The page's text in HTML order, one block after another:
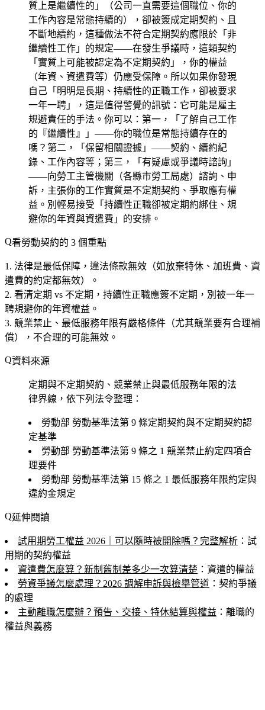
質上是繼續性的」（公司一直需要這個職位、你的
工作內容是常態持續的），卻被簽成定期契約、且
不斷地續約，這種做法不符合定期契約應限於「非
繼續性工作」的規定——在發生爭議時，這類契約
「實質上可能被認定為不定期契約」，你的權益
（年資、資遣費等）仍應受保障。所以如果你發現
自己「明明是長期、持續性的正職工作，卻被要求
一年一聘」，這是值得警覺的訊號：它可能是雇主
規避責任的手法。你可以：第一，「了解自己工作
的『繼續性』」——你的職位是常態持續存在的
嗎？第二，「保留相關證據」——契約、續約紀
錄、工作內容等；第三，「有疑慮或爭議時諮詢」
——向勞工主管機關（各縣市勞工局處）諮詢、申
訴，主張你的工作實質是不定期契約、爭取應有權
益。別輕易接受「持續性正職卻被定期約綁住、規
避你的年資與資遣費」的安排。
看勞動契約的 3 個重點
法律是最低保障，違法條款無效 （如放棄特休、加班費、資
遣費的約定都無效）。
看清定期 vs 不定期 ，持續性正職應簽不定期，別被一年一
聘規避你的年資權益。
競業禁止、最低服務年限有嚴格條件 （尤其競業要有合理補
償），不合理的可能無效。
資料來源
定期與不定期契約、競業禁止與最低服務年限的法
律界線，依下列法令整理：
勞動部 勞動基準法第 9 條定期契約與不定期契約認
定基準
勞動部 勞動基準法第 9 條之 1 競業禁止約定四項合
理要件
勞動部 勞動基準法第 15 條之 1 最低服務年限約定與
違約金規定
延伸閱讀
試用期勞工權益 2026｜可以隨時被開除嗎？完整解析 ：試
用期的契約權益
資遣費怎麼算？新制舊制差多少一次算清楚 ：資遣的權益
勞資爭議怎麼處理？2026 調解申訴與檢舉管道 ：契約爭議
的處理
主動離職怎麼辦？預告、交接、特休結算與權益 ：離職的
權益與義務